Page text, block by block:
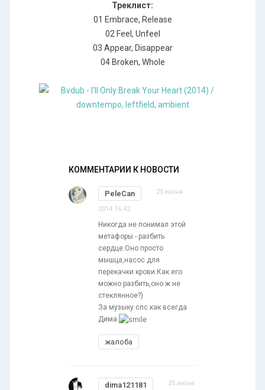
Треклист:
01 Embrace, Release
02 Feel, Unfeel
03 Appear, Disappear
04 Broken, Whole
КОММЕНТАРИИ К НОВОСТИ
PeleCan 25 июня
2014 16:42
Никогда не понимал этой
метафоры - разбить
сердце.Оно просто
мышца,насос для
перекачки крови.Как его
можно разбить,оно ж не
стеклянное?)
За музыку спс как всегда
Дима
жалоба
dima121181 25 июня